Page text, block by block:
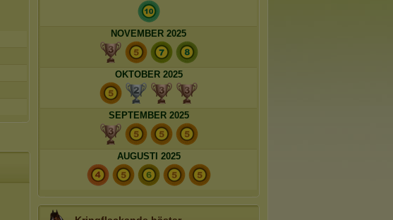
NOVEMBER 2025
OKTOBER 2025
SEPTEMBER 2025
AUGUSTI 2025